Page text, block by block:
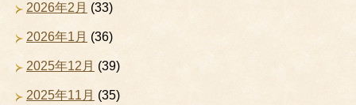
2026年2月 (33)
2026年1月 (36)
2025年12月 (39)
2025年11月 (35)